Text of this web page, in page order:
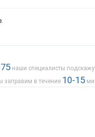
наши специалисты
заправим в течение 10-15